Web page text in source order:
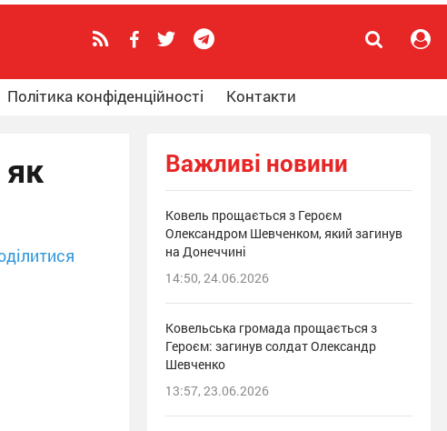
Політика конфіденційності Контакти
Важливі новини
Ковель прощається з Героєм
Олександром Шевченком, який загинув
на Донеччині
14:50, 24.06.2026
Ковельська громада прощається з
Героєм: загинув солдат Олександр
Шевченко
13:57, 23.06.2026